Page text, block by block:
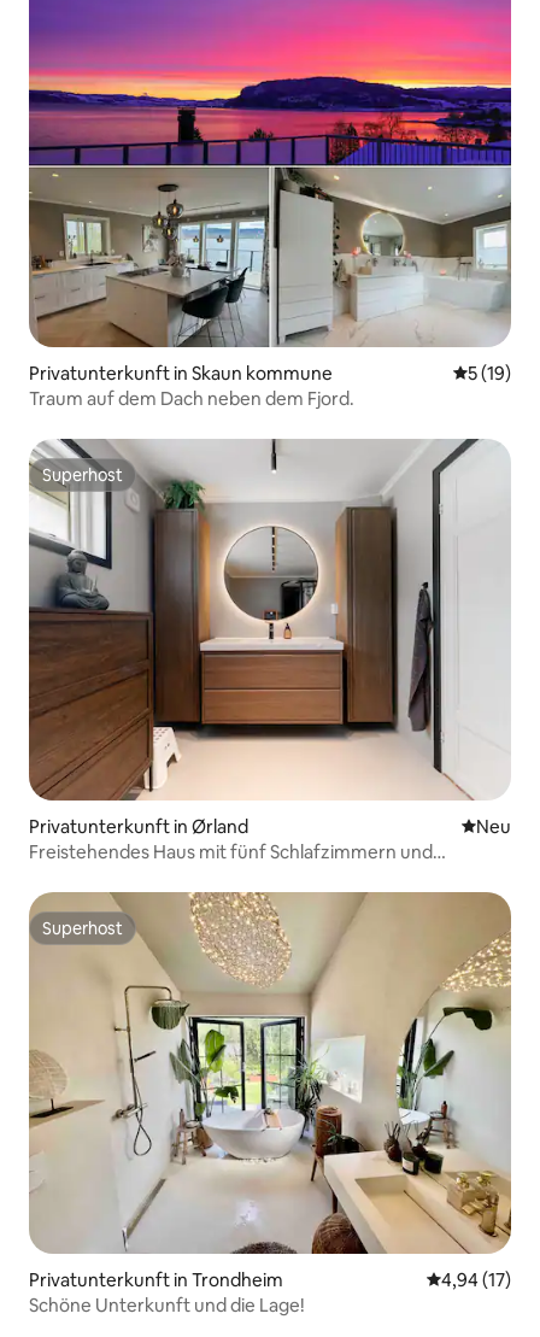
Privatunterkunft in Skaun kommune
5 (19)
Traum auf dem Dach neben dem Fjord.
Superhost
Superhost
Privatunterkunft in Ørland Neue
Neu
Freistehendes Haus mit fünf Schlafzimmern und
Superhost
Superhost
Privatunterkunft in Trondheim
4,94 (17)
Schöne Unterkunft und die Lage!